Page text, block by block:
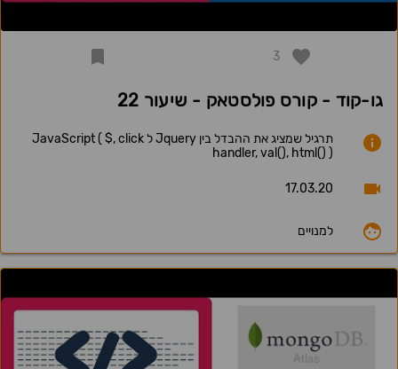
3
גו-קוד - קורס פולסטאק - שיעור 22
תרגיל שמציג את ההבדל בין Jquery ל JavaScript ( $, click
handler, val(), html() )
17.03.20
למנויים